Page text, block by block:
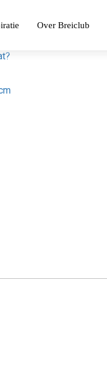
Over Breiclub